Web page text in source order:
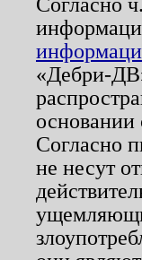
«Дебри-
Согласно
не несут